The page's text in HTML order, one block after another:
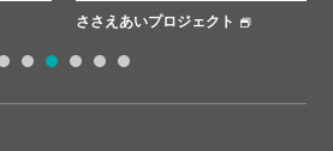
ささえあいプロジェクト